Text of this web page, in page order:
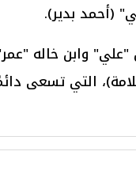
(أحمد بدير).
وابن خاله
التي تسعى